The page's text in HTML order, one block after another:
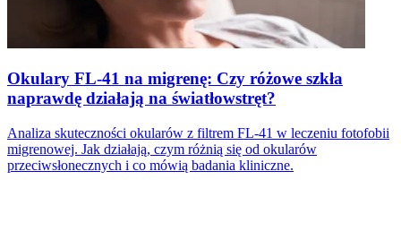
Okulary FL-41 na migrenę: Czy różowe szkła
naprawdę działają na światłowstręt?
Analiza skuteczności okularów z filtrem FL-41 w leczeniu fotofobii
migrenowej. Jak działają, czym różnią się od okularów
przeciwsłonecznych i co mówią badania kliniczne.